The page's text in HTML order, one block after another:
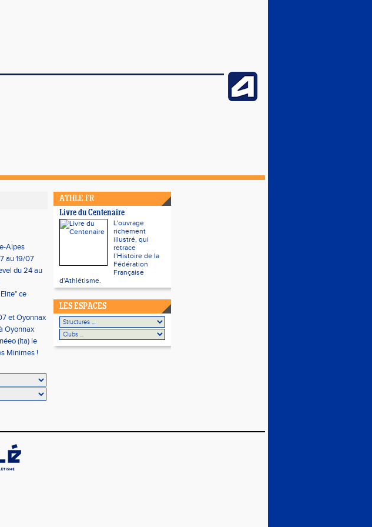
Alpes
au 19/07
du 24 au
ce
et Oyonnax
Oyonnax
(Ita) le
Minimes !
ATHLE.FR
Livre du Centenaire
L'ouvrage
richement
illustré, qui
retrace
l’Histoire de la
Fédération
Française
d'Athlétisme.
LES ESPACES